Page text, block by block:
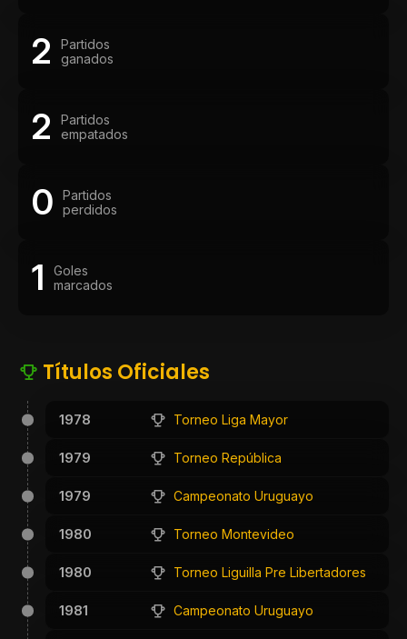
2
Partidos
ganados
2
Partidos
empatados
0
Partidos
perdidos
1
Goles
marcados
Títulos Oficiales
1978 Torneo Liga Mayor
1979 Torneo República
1979 Campeonato Uruguayo
1980 Torneo Montevideo
1980 Torneo Liguilla Pre Libertadores
1981 Campeonato Uruguayo